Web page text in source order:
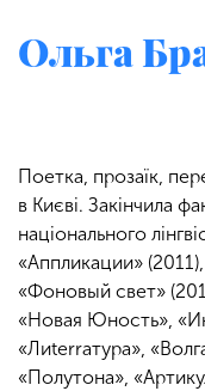
Ольга
Поетка, прозаїк,
в Києві. Закінчила
національного
«Аппликации»
«Фоновый свет»
«Новая Юность»,
«Лиterraтура»,
«Полутона»,